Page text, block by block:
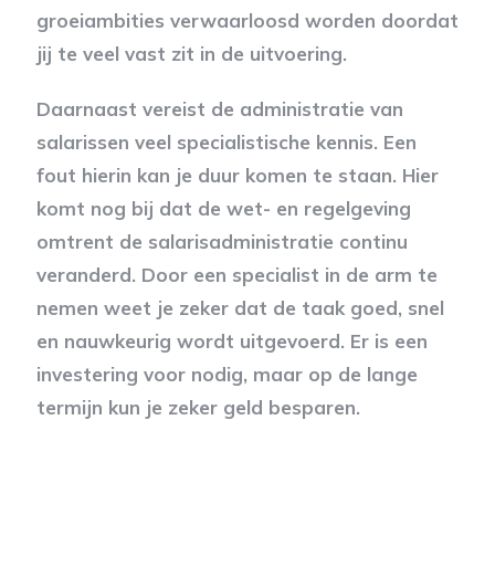
groeiambities verwaarloosd worden doordat
jij te veel vast zit in de uitvoering.
Daarnaast vereist de administratie van
salarissen veel specialistische kennis. Een
fout hierin kan je duur komen te staan. Hier
komt nog bij dat de wet- en regelgeving
omtrent de salarisadministratie continu
veranderd. Door een specialist in de arm te
nemen weet je zeker dat de taak goed, snel
en nauwkeurig wordt uitgevoerd. Er is een
investering voor nodig, maar op de lange
termijn kun je zeker geld besparen.